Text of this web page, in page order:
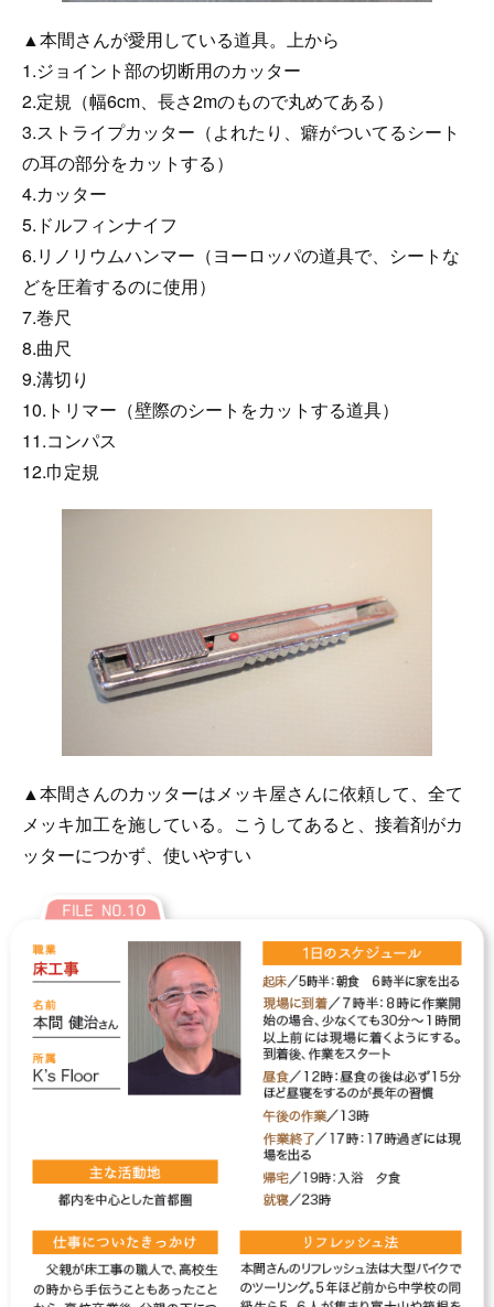
▲本間さんが愛用している道具。上から
1.ジョイント部の切断用のカッター
2.定規（幅6cm、長さ2mのもので丸めてある）
3.ストライプカッター（よれたり、癖がついてるシート
の耳の部分をカットする）
4.カッター
5.ドルフィンナイフ
6.リノリウムハンマー（ヨーロッパの道具で、シートな
どを圧着するのに使用）
7.巻尺
8.曲尺
9.溝切り
10.トリマー（壁際のシートをカットする道具）
11.コンパス
12.巾定規
▲本間さんのカッターはメッキ屋さんに依頼して、全て
メッキ加工を施している。こうしてあると、接着剤がカ
ッターにつかず、使いやすい